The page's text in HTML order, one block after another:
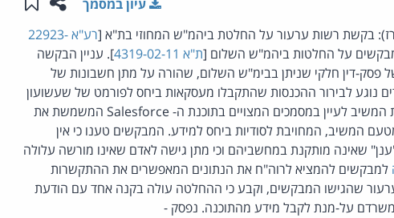
עיון במסמך
בקשת רשות ערעור על החלטת ביהמ"ש המחוזי בת"א [
רע"א 22923-
על החלטות ביהמ"ש השלום [ת"א 4319-02-11
]. עניין הבקשה
פסק-דין חלקי שניתן בבימ"ש השלום, שהורה על מתן חשבונות של
נוגע לבירור ההכנסות שהתקבלו מעסקאות ביחס לפורמט של שעשועון
טלוויזיה. בין היתר, נעתר ביהמ"ש השלום לבקשת המשיב לעיין במסמכים המצויים בתוכנת ה- Salesforce המשמשת את
המשיב, המחויבת לסודיות ביחס למידע. המבקשים טענו כי אין
שאינה מותקנת במחשביהם וכי מתן גישה לאדם שאינו מורשה עלולה
למבקשים להמציא לרוה"ח את הנתונים המאפשרים את ההתקשרות
שהגישו המבקשים, וקבע כי ההחלטה עולה בקנה אחד עם הודעת
על-מנת לקבל מידע מהתוכנה. נפסק -